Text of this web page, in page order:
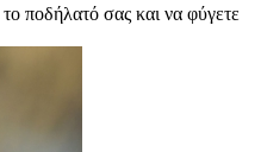
ποδήλατό σας και να φύγετε